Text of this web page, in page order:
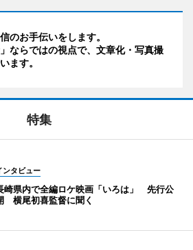
のお手伝いをします。
」ならではの視点で、文章化・写真撮
ます。
特集
ンタビュー
崎県内で全編ロケ映画「いろは」 先行公
横尾初喜監督に聞く